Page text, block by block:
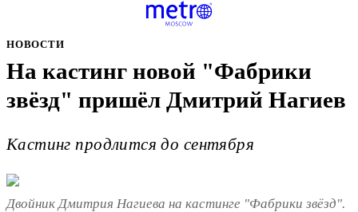
НОВОСТИ
На кастинг новой "Фабрики
звёзд" пришёл Дмитрий Нагиев
Кастинг продлится до сентября
Двойник Дмитрия Нагиева на кастинге "Фабрики звёзд".